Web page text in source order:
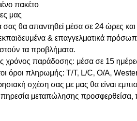
πακέτο
μας
σας θα απαντηθεί μέσα σε 24 ώρες
& επαγγελματικά
τα προβλήματα.
χρόνος παράδοσης: μέσα σε 15
όροι πληρωμής: T/T, L/C, O/A,
σχέση σας με μας θα είναι
μεταπώλησης προσφερθείσα,